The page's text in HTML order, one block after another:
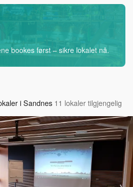
bookes først – sikre lokalet nå.
i Sandnes 11 lokaler tilgjengelig